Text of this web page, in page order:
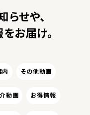
せや、
お届け。
内 その他動画
動画 お得情報